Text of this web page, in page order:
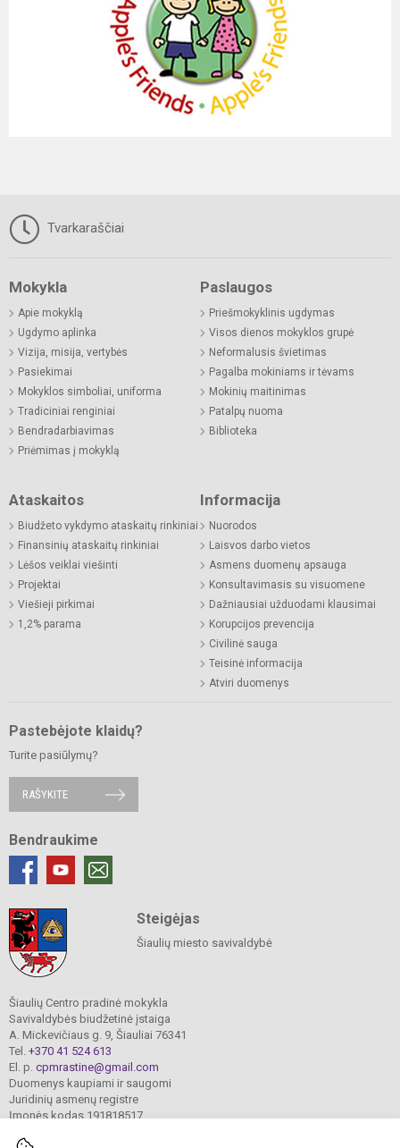
Tvarkaraščiai
Mokykla
Apie mokyklą
Ugdymo aplinka
Vizija, misija, vertybės
Pasiekimai
Mokyklos simboliai, uniforma
Tradiciniai renginiai
Bendradarbiavimas
Priėmimas į mokyklą
Paslaugos
Priešmokyklinis ugdymas
Visos dienos mokyklos grupė
Neformalusis švietimas
Pagalba mokiniams ir tėvams
Mokinių maitinimas
Patalpų nuoma
Biblioteka
Ataskaitos
Biudžeto vykdymo ataskaitų rinkiniai
Finansinių ataskaitų rinkiniai
Lėšos veiklai viešinti
Projektai
Viešieji pirkimai
1,2% parama
Informacija
Nuorodos
Laisvos darbo vietos
Asmens duomenų apsauga
Konsultavimasis su visuomene
Dažniausiai užduodami klausimai
Korupcijos prevencija
Civilinė sauga
Teisinė informacija
Atviri duomenys
Pastebėjote klaidų?
Turite pasiūlymų?
RAŠYKITE
Bendraukime
Steigėjas
Šiaulių miesto savivaldybė
Šiaulių Centro pradinė mokykla
Savivaldybės biudžetinė įstaiga
A. Mickevičiaus g. 9, Šiauliai 76341
Tel. +370 41 524 613
El. p. cpmrastine@gmail.com
Duomenys kaupiami ir saugomi
Juridinių asmenų registre
Įmonės kodas 191818517